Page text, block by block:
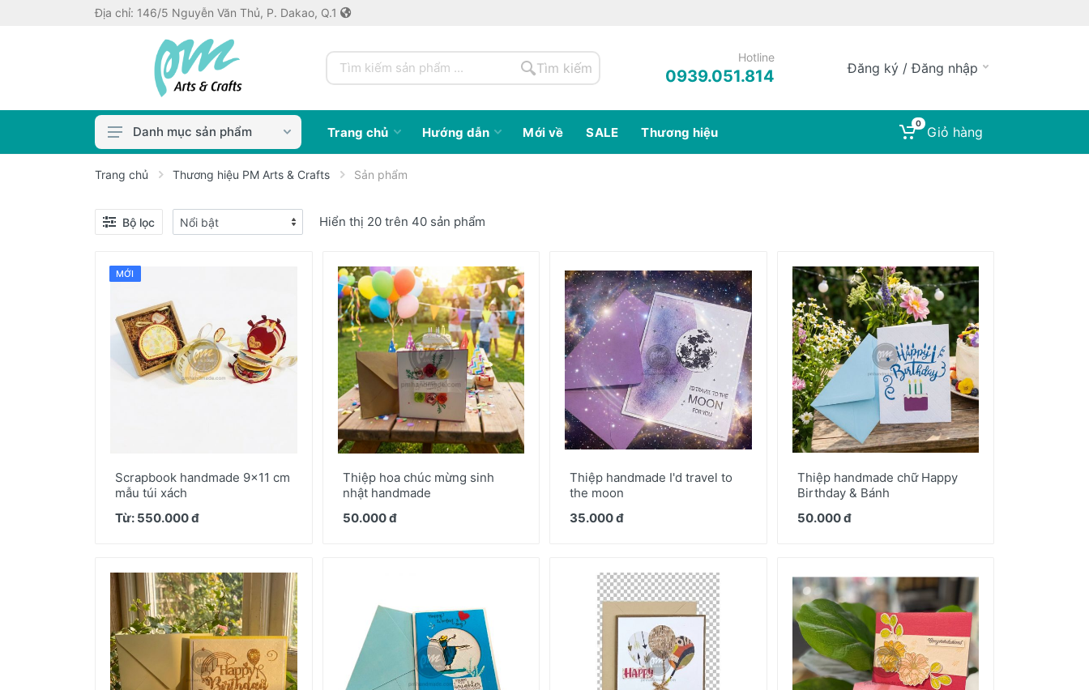
Địa chỉ: 146/5 Nguyễn Văn Thủ, P. Dakao, Q.1
Tìm kiếm
Hotline
0939.051.814 Đăng ký / Đăng nhập
Màu & Dung Môi
Bút Vẽ
Keo dán, Keo in ảnh
Máy bế / Khuôn
Sổ/Giấy Vẽ
Thiệp/Quà tặng
Danh mục sản phẩm Trang chủ Hướng dẫn Mới về SALE Thương hiệu
0
Giỏ hàng
Trang chủ Thương hiệu PM Arts & Crafts Sản phẩm
Bộ lọc Hiển thị 20 trên 40 sản phẩm
MỚI
Scrapbook handmade 9x11 cm
mẫu túi xách
Từ: 550.000 đ
Thiệp hoa chúc mừng sinh
nhật handmade
50.000 đ
Thiệp handmade I'd travel to
the moon
35.000 đ
Thiệp handmade chữ Happy
Birthday & Bánh
50.000 đ